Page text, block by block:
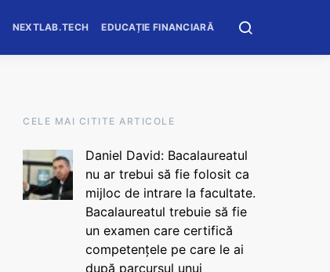
NEXTLAB.TECH EDUCAȚIE FINANCIARĂ
CELE MAI CITITE ARTICOLE
Daniel David: Bacalaureatul
nu ar trebui să fie folosit ca
mijloc de intrare la facultate.
Bacalaureatul trebuie să fie
un examen care certifică
competențele pe care le ai
după parcursul unui